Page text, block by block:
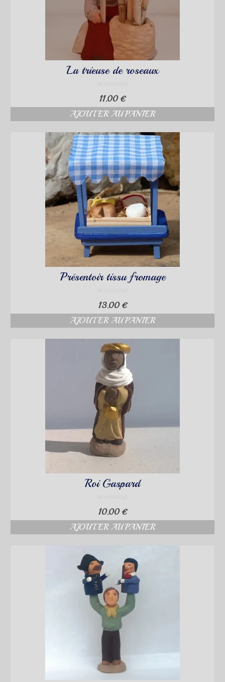
La trieuse de roseaux
11.00 €
AJOUTER AU PANIER
Présentoir tissu fromage
13.00 €
AJOUTER AU PANIER
Roi Gaspard
10.00 €
AJOUTER AU PANIER